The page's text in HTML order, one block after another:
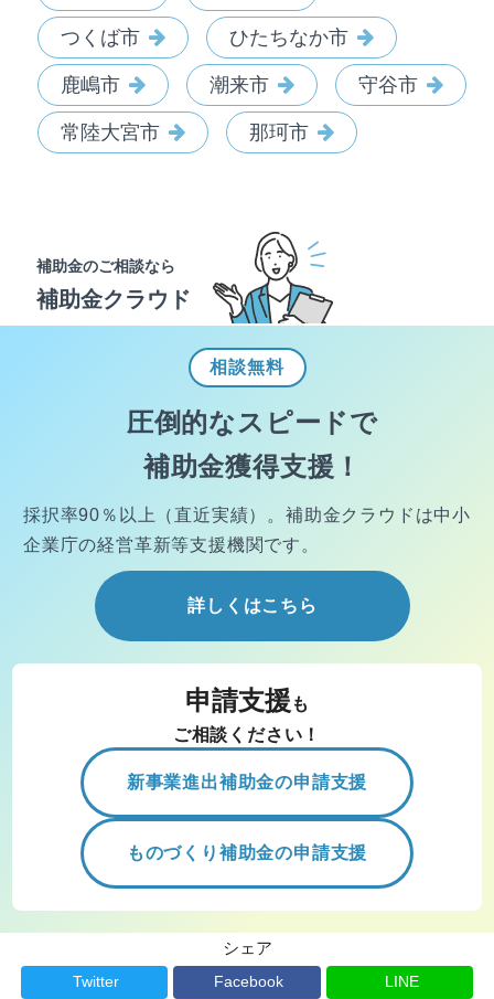
つくば市 ひたちなか市
鹿嶋市 潮来市 守谷市
常陸大宮市 那珂市
補助金のご相談なら
補助金クラウド
相談無料
圧倒的なスピードで
補助金獲得支援！
採択率90％以上（直近実績）。 補助金クラウドは中小
企業庁の経営革新等支援機関です。
詳しくはこちら
申請支援 も
ご相談ください！
新事業進出補助金の申請支援
ものづくり補助金の申請支援
シェア
Twitter Facebook LINE